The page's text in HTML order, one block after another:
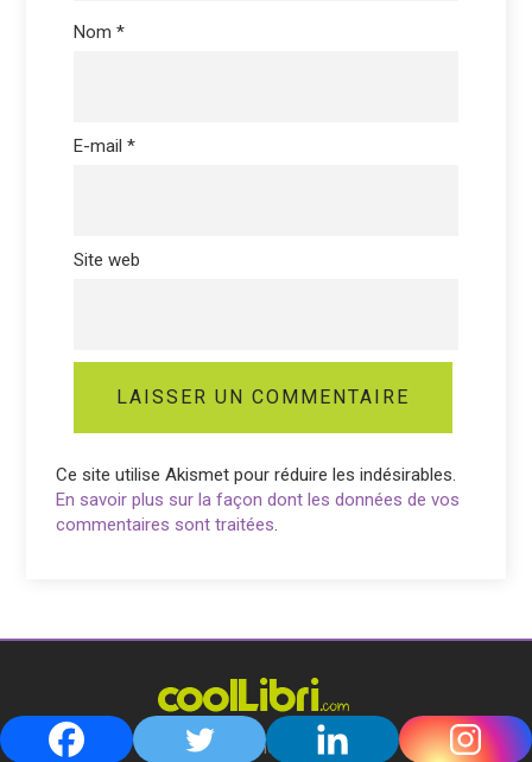
Nom*
E-mail*
Site web
Ce site utilise Akismet pour réduire les indésirables.
En savoir plus sur la façon dont les données de vos
commentaires sont traitées
Qui sommes-nous ?